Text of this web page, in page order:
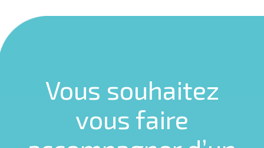
Vous souhaitez
vous faire